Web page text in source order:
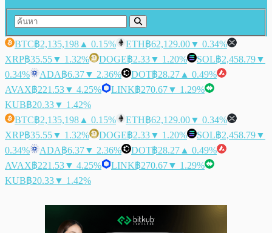
BTC฿2,135,198 ▲ 0.15% ETH฿62,129.00▼ 0.34%
XRP฿35.55▼ 1.32% DOGE฿2.33▼ 1.20% SOL฿2,458.79▼
0.34%
ADA฿6.37▼ 2.36% DOT฿28.27 ▲ 0.49%
AVAX฿221.53▼ 4.25% LINK฿270.67▼ 1.29%
KUB฿20.33▼ 1.42%
BTC฿2,135,198 ▲ 0.15% ETH฿62,129.00▼ 0.34%
XRP฿35.55▼ 1.32% DOGE฿2.33▼ 1.20% SOL฿2,458.79▼
0.34%
ADA฿6.37▼ 2.36% DOT฿28.27 ▲ 0.49%
AVAX฿221.53▼ 4.25% LINK฿270.67▼ 1.29%
KUB฿20.33▼ 1.42%